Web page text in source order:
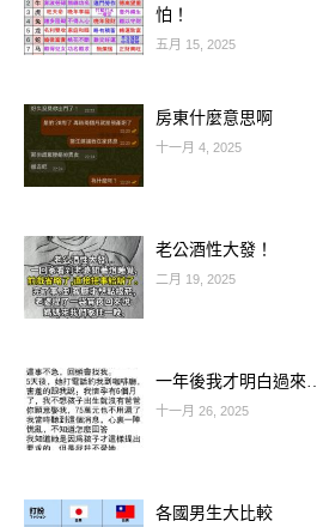
手 × 天蠍
火象熱情、直接、快節
交往時很互補、很有吸
火象覺得水象「太黏、
怕！
五月 15, 2025
房東什麼意思啊
十一月 4, 2025
老公酒性大發！
二月 19, 2025
一年後我才明白過來…
十一月 26, 2025
各國男生大比較